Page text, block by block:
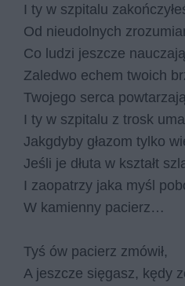
I ty w szpitalu
Od nieudolnych
Co ludzi jeszcze
Zaledwo echem twoich
Twojego serca
I ty w szpitalu z trosk
Jakgdyby głazom tylko
Jeśli je dłuta w kształt
I zaopatrzy jaka myśl
W kamienny pacierz…
Tyś ów pacierz zmówił,
A jeszcze sięgasz, kędy